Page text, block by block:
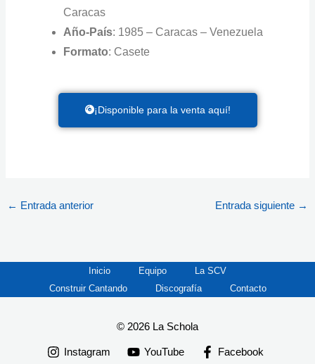
Caracas
Año-País: 1985 – Caracas – Venezuela
Formato: Casete
¡Disponible para la venta aquí!
← Entrada anterior Entrada siguiente →
Inicio Equipo
La SCV
Construir Cantando
Discografía Contacto
© 2026 La Schola
Instagram YouTube
Facebook